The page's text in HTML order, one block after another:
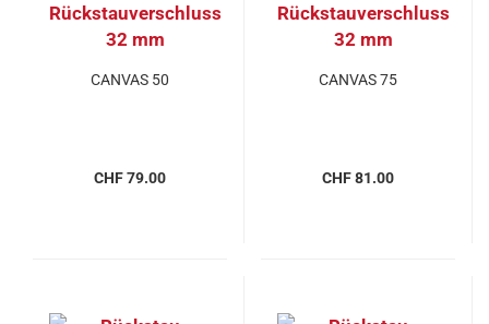
CANVAS 50
CHF 79.00
CANVAS 75
CHF 81.00